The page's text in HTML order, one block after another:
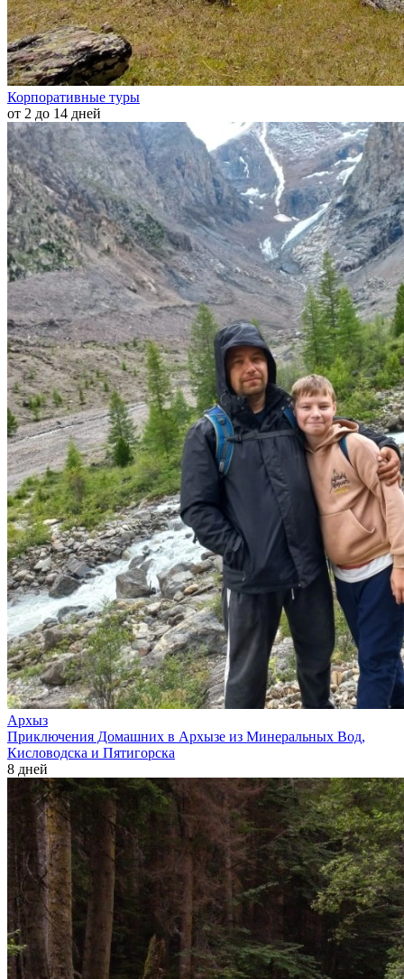
Корпоративные туры
от 2 до 14 дней
Архыз
Приключения Домашних в Архызе из Минеральных Вод,
Кисловодска и Пятигорска
8 дней